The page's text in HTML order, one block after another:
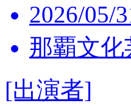
2026/05/
那覇文
[出演者]